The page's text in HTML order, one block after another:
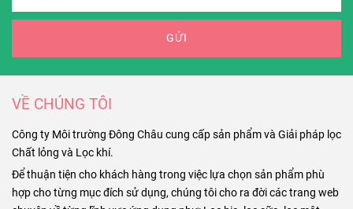
GỬI
VỀ CHÚNG TÔI
Công ty Môi trường Đông Châu cung cấp sản phẩm và Giải pháp lọc
Chất lỏng và Lọc khí.
Để thuận tiện cho khách hàng trong việc lựa chọn sản phẩm phù
hợp cho từng mục đích sử dụng, chúng tôi cho ra đời các trang web